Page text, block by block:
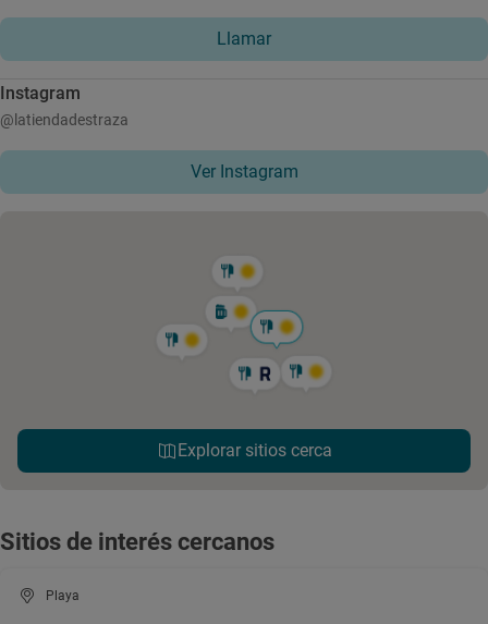
Llamar
Instagram
@latiendadestraza
Ver Instagram
Explorar sitios cerca
Sitios de interés cercanos
Playa